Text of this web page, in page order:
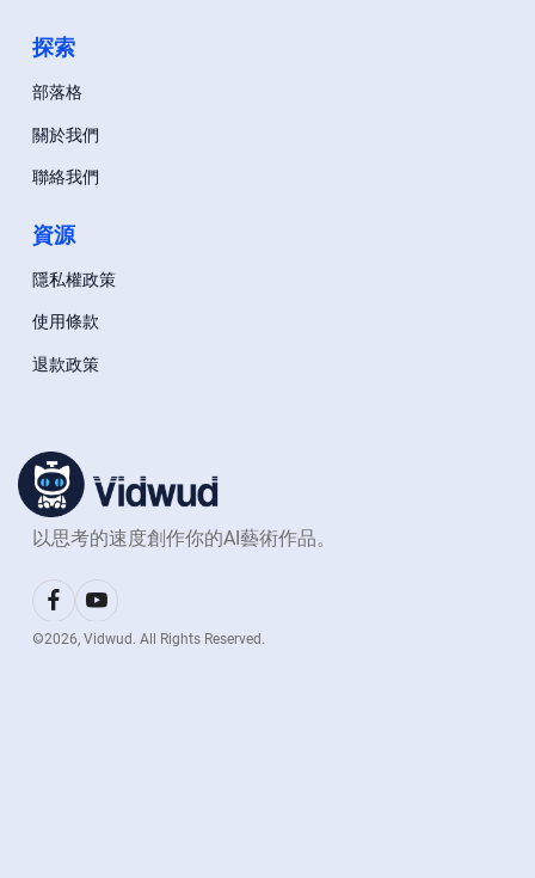
以思考的速度創作你的AI藝術作品。
©2026, Vidwud. All Rights Reserved.
探索
部落格
關於我們
聯絡我們
資源
隱私權政策
使用條款
退款政策